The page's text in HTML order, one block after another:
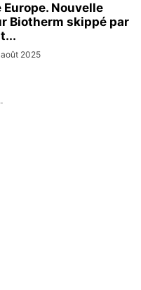
Europe. Nouvelle
Biotherm skippé par
2025